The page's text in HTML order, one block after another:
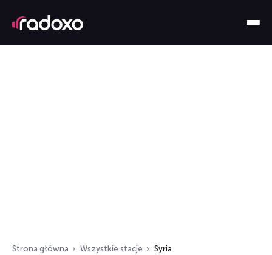
Strona główna Wszystkie stacje Syria